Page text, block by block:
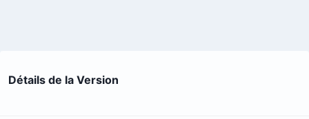
Détails de la Version